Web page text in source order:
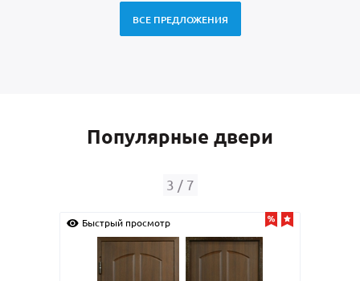
ВСЕ ПРЕДЛОЖЕНИЯ
Популярные двери
4 / 7
Быстрый просмотр